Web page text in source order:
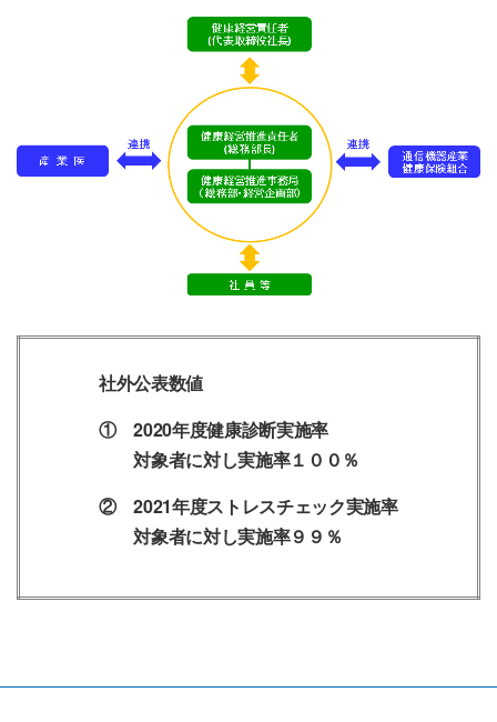
社外公表数値
① 2020年度健康診断実施率
対象者に対し実施率１００％
② 2021年度ストレスチェック実施率
対象者に対し実施率９９％